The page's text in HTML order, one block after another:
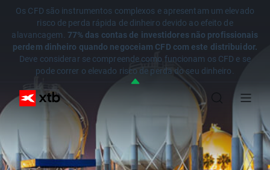
Os CFD são instrumentos complexos e apresentam um elevado
risco de perda rápida de dinheiro devido ao efeito de
alavancagem. 77% das contas de investidores não profissionais
perdem dinheiro quando negoceiam CFD com este distribuidor.
Deve considerar se compreende como funcionam os CFD e se
pode correr o elevado risco de perda do seu dinheiro.